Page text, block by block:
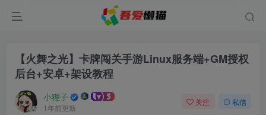
【火舞之光】卡牌闯关手游Linux服务端+GM授权
后台+安卓+架设教程
小狸子
1年前更新
关注 私信